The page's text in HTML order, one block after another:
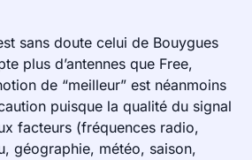
sans doute celui de Bouygues
plus d’antennes que Free,
de “meilleur” est néanmoins
puisque la qualité du signal
facteurs (fréquences radio,
géographie, météo, saison,